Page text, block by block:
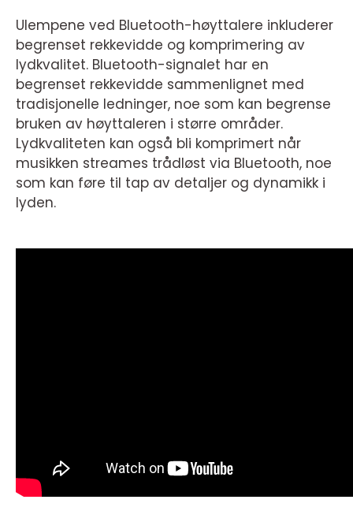
Ulempene ved Bluetooth-høyttalere inkluderer
begrenset rekkevidde og komprimering av
lydkvalitet. Bluetooth-signalet har en
begrenset rekkevidde sammenlignet med
tradisjonelle ledninger, noe som kan begrense
bruken av høyttaleren i større områder.
Lydkvaliteten kan også bli komprimert når
musikken streames trådløst via Bluetooth, noe
som kan føre til tap av detaljer og dynamikk i
lyden.